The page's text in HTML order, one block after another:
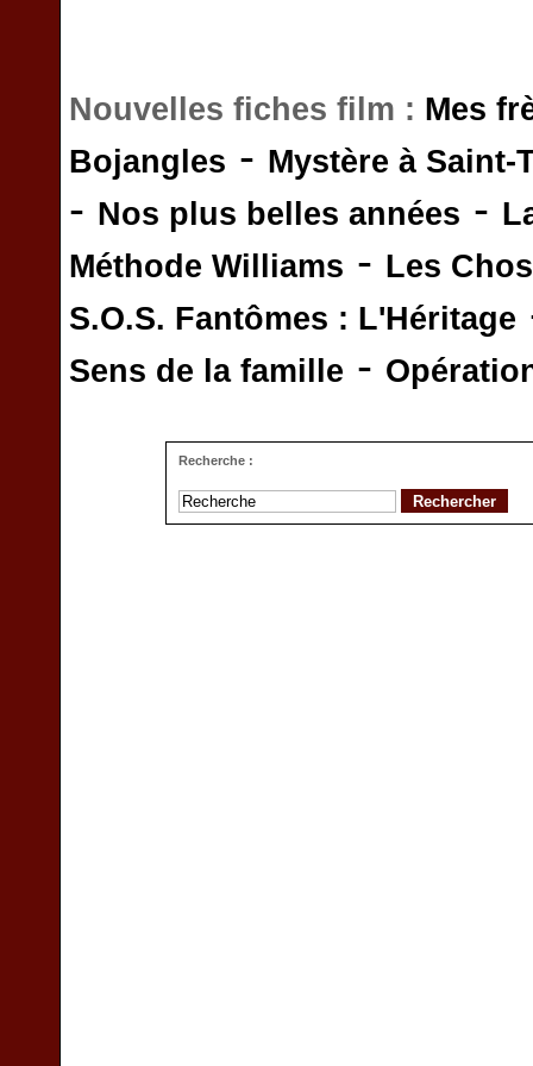
Nouvelles fiches film : Mes
Bojangles - Mystère à Saint-
- Nos plus belles années -
Méthode Williams - Les
S.O.S. Fantômes : L'Héritage
Sens de la famille -
Recherche :